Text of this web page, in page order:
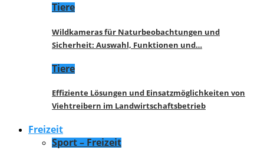
Tiere
Wildkameras für Naturbeobachtungen und
Sicherheit: Auswahl, Funktionen und…
Tiere
Effiziente Lösungen und Einsatzmöglichkeiten von
Viehtreibern im Landwirtschaftsbetrieb
Freizeit
Sport – Freizeit